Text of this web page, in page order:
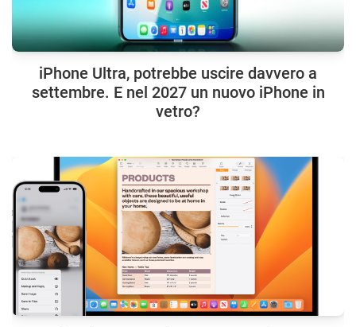
iPhone Ultra, potrebbe uscire davvero a
settembre. E nel 2027 un nuovo iPhone in
vetro?